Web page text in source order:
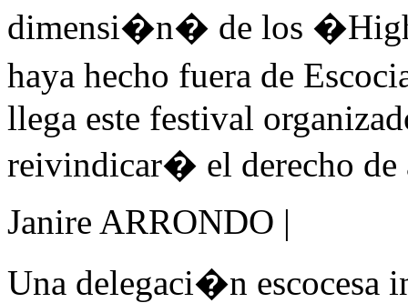
dimensi�n� de los
haya hecho fuera de
llega este festival
reivindicar� el derecho
Janire ARRONDO |
Una delegaci�n escocesa